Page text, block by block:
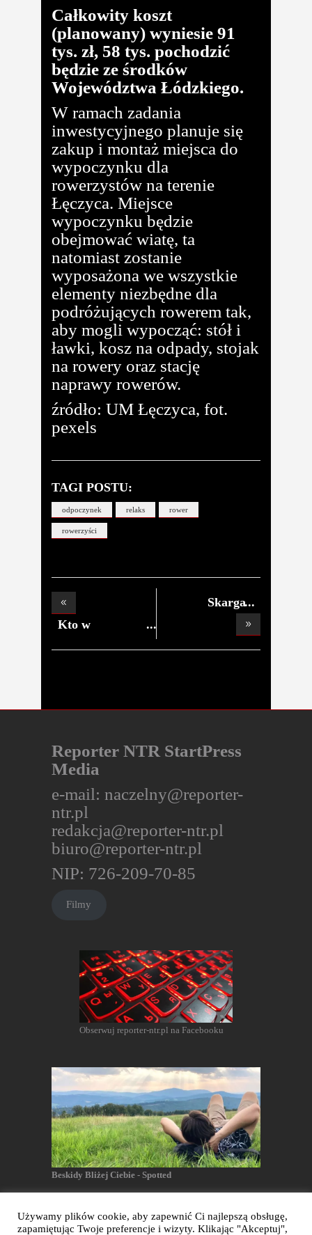
Całkowity koszt
(planowany) wyniesie 91
tys. zł, 58 tys. pochodzić
będzie ze środków
Województwa Łódzkiego.
W ramach zadania
inwestycyjnego planuje się
zakup i montaż miejsca do
wypoczynku dla
rowerzystów na terenie
Łęczyca. Miejsce
wypoczynku będzie
obejmować wiatę, ta
natomiast zostanie
wyposażona we wszystkie
elementy niezbędne dla
podróżujących rowerem tak,
aby mogli wypocząć: stół i
ławki, kosz na odpady, stojak
na rowery oraz stację
naprawy rowerów.
źródło: UM Łęczyca, fot.
pexels
TAGI POSTU:
odpoczynek relaks rower
rowerzyści
Kto w
Skarga
Reporter NTR StartPress
Media
e-mail: naczelny@reporter-
ntr.pl
redakcja@reporter-ntr.pl
biuro@reporter-ntr.pl
NIP: 726-209-70-85
Filmy
Obserwuj reporter-ntr.pl na Facebooku
Beskidy Bliżej Ciebie - Spotted
Używamy plików cookie, aby zapewnić Ci najlepszą obsługę,
zapamiętując Twoje preferencje i wizyty. Klikając "Akceptuj",